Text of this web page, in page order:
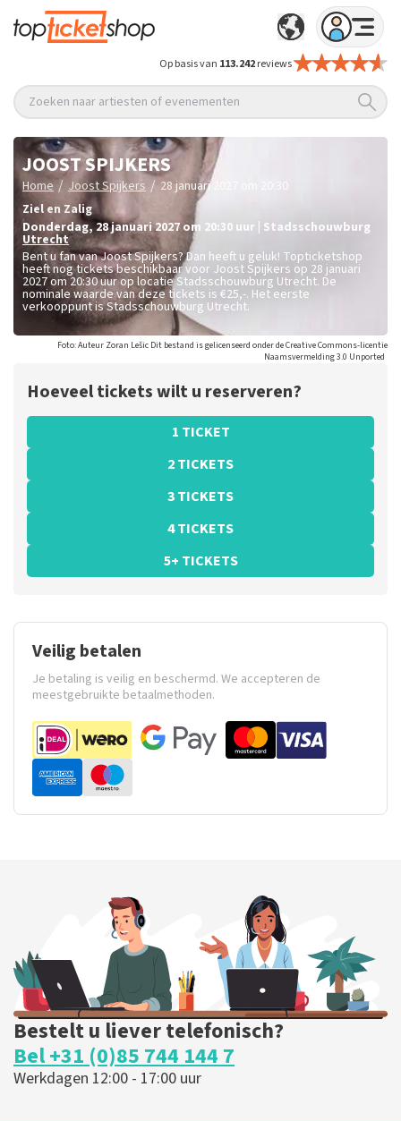
Op basis van 113.242reviews
Zoeken naar artiesten of evenementen
JOOST SPIJKERS
Home / Joost Spijkers / 28 januari 2027 om 20:30
Ziel en Zalig
donderdag,28 januari 2027 om 20:30 uur Stadsschouwburg
Utrecht
Bent u fan van Joost Spijkers? Dan heeft u geluk! Topticketshop
heeft nog tickets beschikbaar voor Joost Spijkers op 28 januari
2027 om 20:30 uur op locatie Stadsschouwburg Utrecht. De
nominale waarde van deze tickets is €25,-. Het eerste
verkooppunt is Stadsschouwburg Utrecht.
Foto: Auteur Zoran Lešic Dit bestand is gelicenseerd onder de Creative Commons-licentie
Naamsvermelding 3.0 Unported
Hoeveel tickets wilt u reserveren?
1 TICKET
2 TICKETS
3 TICKETS
4 TICKETS
5+ TICKETS
Veilig betalen
Je betaling is veilig en beschermd. We accepteren de
meestgebruikte betaalmethoden.
Bestelt u liever telefonisch?
Bel +31 (0)85 744 144 7
Werkdagen 12:00 - 17:00 uur